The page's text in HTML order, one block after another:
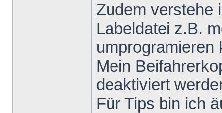
Zudem verstehe
Labeldatei z.B.
umprogramieren
Mein
deaktiviert
Für Tips bin ich